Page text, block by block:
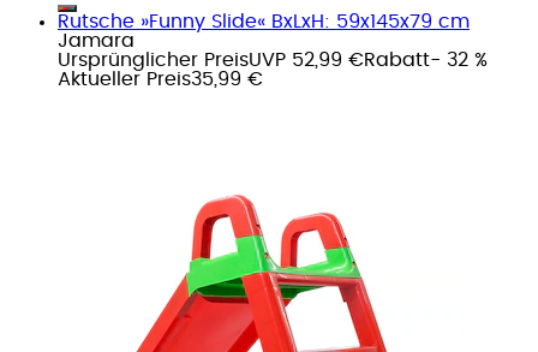
Rutsche »Funny Slide« BxLxH: 59x145x79 cm
Jamara
Ursprünglicher PreisUVP 52,99 €Rabatt- 32 %
Aktueller Preis35,99 €